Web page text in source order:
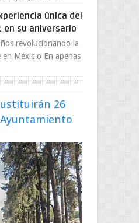
Live! ...
única del
en su aniversario
revolucionando la
en Méxic o En apenas
26